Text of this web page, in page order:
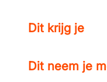
Dit krijg je
Dit neem je